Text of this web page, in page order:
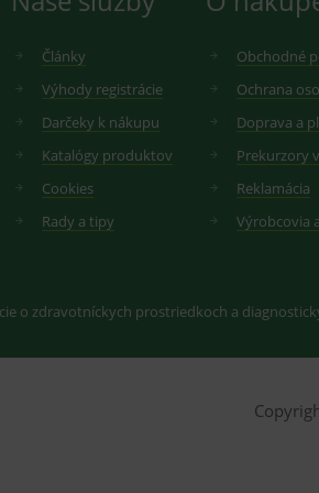
Články
Výhody registrácie
Darčeky k nákupu
Katalógy produktov
Cookies
Rady a tipy
Obchodné
Ochrana
Doprava a
Prekurzory
Reklamácia
Výrobcovia
o zdravotníckych prostriedkoch a